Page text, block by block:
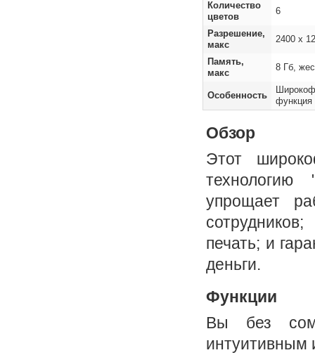
Количество
цветов
6
Разрешение,
макс
2400 x
Память,
макс
8 Гб,
Особенность
функция
Обзор
Этот
упрощает
печать; и
деньги.
Функции
Вы без
интуитивным